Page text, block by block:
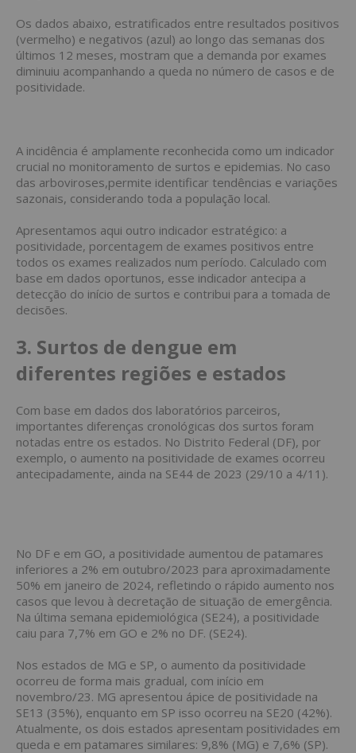
Os dados abaixo, estratificados entre resultados positivos
(vermelho) e negativos (azul) ao longo das semanas dos
últimos 12 meses, mostram que a demanda por exames
diminuiu acompanhando a queda no número de casos e de
positividade.
A incidência é amplamente reconhecida como um indicador
crucial no monitoramento de surtos e epidemias. No caso
das arboviroses,permite identificar tendências e variações
sazonais, considerando toda a população local.
Apresentamos aqui outro indicador estratégico: a
positividade, porcentagem de exames positivos entre
todos os exames realizados num período. Calculado com
base em dados oportunos, esse indicador antecipa a
detecção do início de surtos e contribui para a tomada de
decisões.
3. Surtos de dengue em
diferentes regiões e estados
Com base em dados dos laboratórios parceiros,
importantes diferenças cronológicas dos surtos foram
notadas entre os estados. No Distrito Federal (DF), por
exemplo, o aumento na positividade de exames ocorreu
antecipadamente, ainda na SE44 de 2023 (29/10 a 4/11).
No DF e em GO, a positividade aumentou de patamares
inferiores a 2% em outubro/2023 para aproximadamente
50% em janeiro de 2024, refletindo o rápido aumento nos
casos que levou à decretação de situação de emergência.
Na última semana epidemiológica (SE24), a positividade
caiu para 7,7% em GO e 2% no DF. (SE24).
Nos estados de MG e SP, o aumento da positividade
ocorreu de forma mais gradual, com início em
novembro/23. MG apresentou ápice de positividade na
SE13 (35%), enquanto em SP isso ocorreu na SE20 (42%).
Atualmente, os dois estados apresentam positividades em
queda e em patamares similares: 9,8% (MG) e 7,6% (SP).